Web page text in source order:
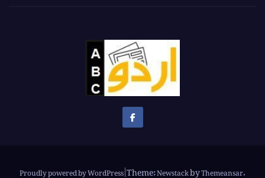
Proudly powered by WordPress|Theme:NewstackbyThemeansar.